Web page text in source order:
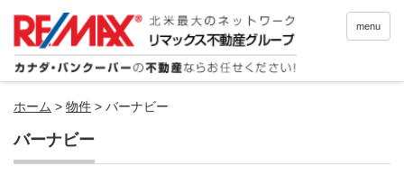
menu
ホーム > 物件 > バーナビー
バーナビー